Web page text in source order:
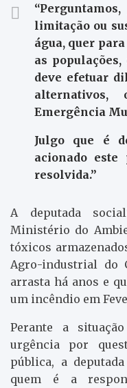
limitação ou
água, quer
as
deve efetuar
Emergência
Julgo que é
acionado
resolvida.”
A deputada
Ministério do
tóxicos
Agro-industrial do
arrasta há anos e
um incêndio em
Perante a
urgência por
pública, a
quem é a